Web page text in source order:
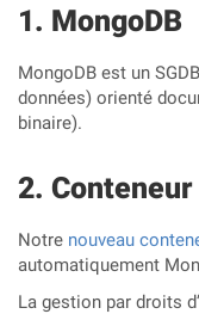
MongoDB
MongoDB est un
données) orienté
binaire).
Conteneur
Notre nouveau
automatiquement
La gestion par droits